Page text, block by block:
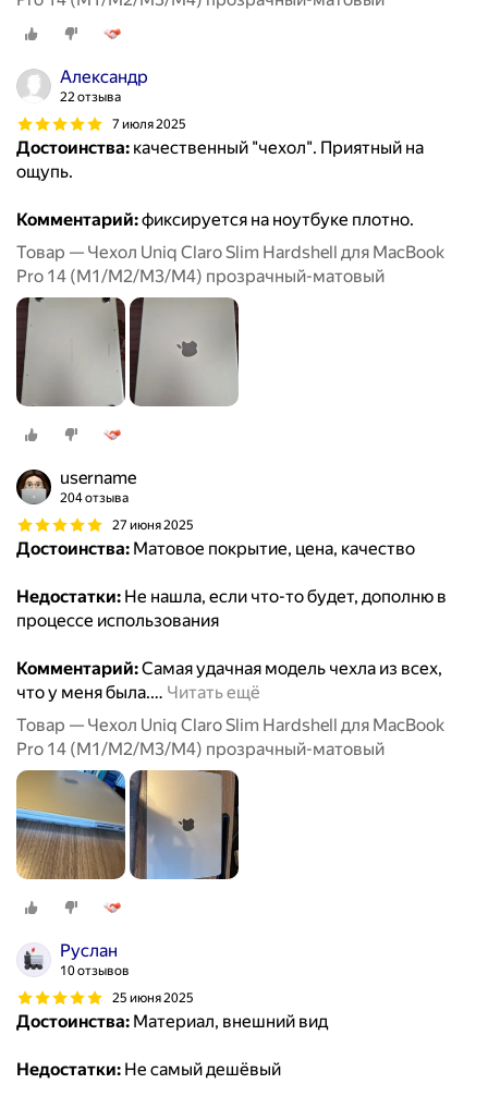
Александр
22 отзыва
7 июля 2025
Достоинства: качественный "чехол". Приятный на
ощупь.
Комментарий:фиксируется на ноутбуке плотно.
Товар — Чехол Uniq Claro Slim Hardshell для MacBook
Pro 14 (M1/M2/M3/M4) прозрачный-матовый
username
204 отзыва
27 июня 2025
Достоинства: Матовое покрытие, цена, качество
Недостатки: Не нашла, если что-то будет, дополню в
процессе использования
Комментарий:Самая удачная модель чехла из всех,
что у меня была.… Читать ещё
Товар — Чехол Uniq Claro Slim Hardshell для MacBook
Pro 14 (M1/M2/M3/M4) прозрачный-матовый
Руслан
10 отзывов
25 июня 2025
Достоинства: Материал, внешний вид
Недостатки: Не самый дешёвый